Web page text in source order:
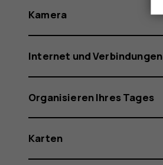
Kamera
Internet und Verbindungen
Organisieren Ihres Tages
Karten